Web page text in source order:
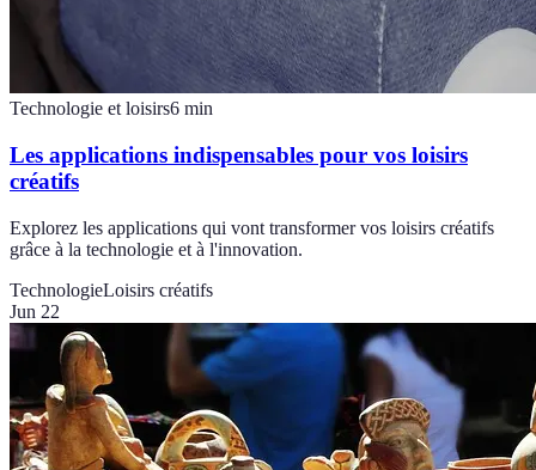
Technologie et loisirs6 min
Les applications indispensables pour vos loisirs
créatifs
Explorez les applications qui vont transformer vos loisirs créatifs
grâce à la technologie et à l'innovation.
TechnologieLoisirs créatifs
Jun 22